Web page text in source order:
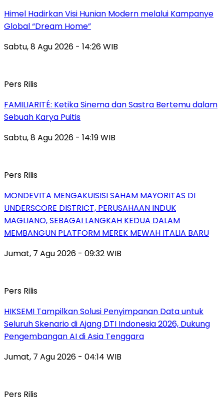
Himel Hadirkan Visi Hunian Modern melalui Kampanye
Global “Dream Home”
Sabtu, 8 Agu 2026 - 14:26 WIB
Pers Rilis
FAMILIARITÉ: Ketika Sinema dan Sastra Bertemu dalam
Sebuah Karya Puitis
Sabtu, 8 Agu 2026 - 14:19 WIB
Pers Rilis
MONDEVITA MENGAKUISISI SAHAM MAYORITAS DI
UNDERSCORE DISTRICT, PERUSAHAAN INDUK
MAGLIANO, SEBAGAI LANGKAH KEDUA DALAM
MEMBANGUN PLATFORM MEREK MEWAH ITALIA BARU
Jumat, 7 Agu 2026 - 09:32 WIB
Pers Rilis
HIKSEMI Tampilkan Solusi Penyimpanan Data untuk
Seluruh Skenario di Ajang DTI Indonesia 2026, Dukung
Pengembangan AI di Asia Tenggara
Jumat, 7 Agu 2026 - 04:14 WIB
Pers Rilis